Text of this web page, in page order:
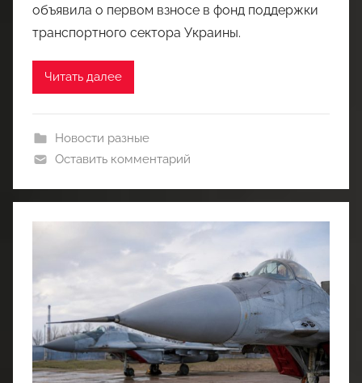
объявила о первом взносе в фонд поддержки
транспортного сектора Украины.
Читать далее
Новости разные
Оставить комментарий